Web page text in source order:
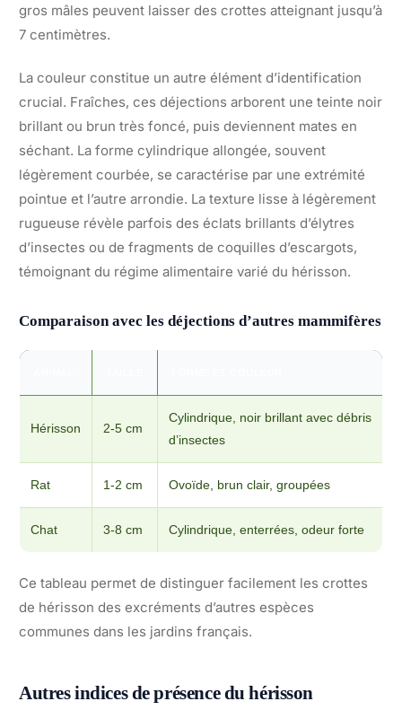
gros mâles peuvent laisser des crottes atteignant jusqu’à
7 centimètres.
La couleur constitue un autre élément d’identification
crucial. Fraîches, ces déjections arborent une teinte noir
brillant ou brun très foncé, puis deviennent mates en
séchant. La forme cylindrique allongée, souvent
légèrement courbée, se caractérise par une extrémité
pointue et l’autre arrondie. La texture lisse à légèrement
rugueuse révèle parfois des éclats brillants d’élytres
d’insectes ou de fragments de coquilles d’escargots,
témoignant du régime alimentaire varié du hérisson.
Comparaison avec les déjections d’autres mammifères
Hérisson 2-5 cm
Cylindrique, noir brillant avec débris
d’insectes
Rat 1-2 cm Ovoïde, brun clair, groupées
Chat 3-8 cm Cylindrique, enterrées, odeur forte
Ce tableau permet de distinguer facilement les crottes
de hérisson des excréments d’autres espèces
communes dans les jardins français.
Autres indices de présence du hérisson